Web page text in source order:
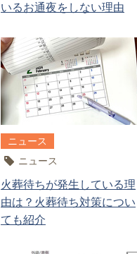
いるお通夜をしない理由
ニュース
ニュース
火葬待ちが発生している理
由は？火葬待ち対策につい
ても紹介